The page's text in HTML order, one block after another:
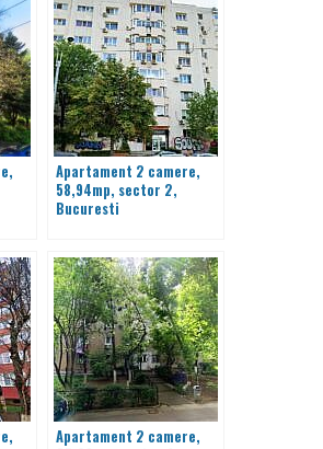
Apartament 2 camere,
58,94mp, sector 2,
Bucuresti
Apartament 2 camere,